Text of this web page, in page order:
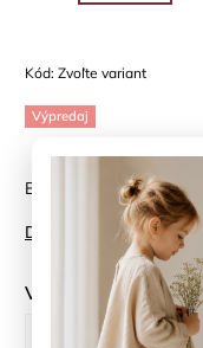
Kód: Zvoľte variant
Výpredaj
Bikini HUTTELIHUT -
Detailné informácie
Veľkosť
104 cm
110